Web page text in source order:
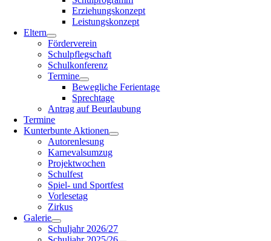
Erziehungskonzept
Leistungskonzept
Eltern
Förderverein
Schulpflegschaft
Schulkonferenz
Termine
Bewegliche Ferientage
Sprechtage
Antrag auf Beurlaubung
Termine
Kunterbunte Aktionen
Autorenlesung
Karnevalsumzug
Projektwochen
Schulfest
Spiel- und Sportfest
Vorlesetag
Zirkus
Galerie
Schuljahr 2026/27